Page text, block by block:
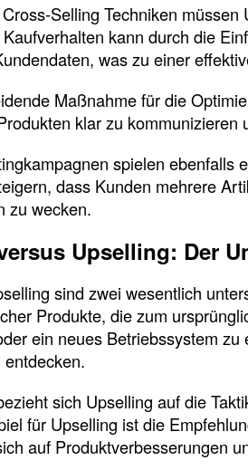
Selling Techniken
kann durch die
was zu einer
Maßnahme für die
klar zu
spielen ebenfalls
dass Kunden mehrere
zu wecken.
Upselling: Der
sind zwei wesentlich
Produkte, die zum
ein neues Betriebssystem
sich Upselling auf die
für Upselling ist die
auf Produktverbesserungen